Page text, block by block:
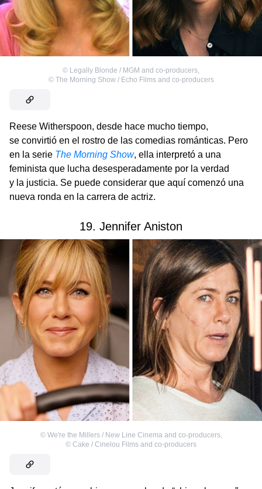
© Legally Blonde / MGM and co-producers,
© The Morning Show / Echo Films and co-producers
Reese Witherspoon, desde hace mucho tiempo,
se convirtió en el rostro de las comedias románticas. Pero
en la serie The Morning Show, ella interpretó a una
feminista que lucha desesperadamente por la verdad
y la justicia. Se puede considerar que aquí comenzó una
nueva ronda en la carrera de actriz.
19. Jennifer Aniston
© We're the Millers / New Line Cinema and co-producers,
© Cake / Cinelou Films and co-producers